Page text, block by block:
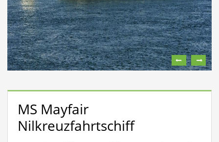
MS Mayfair
Nilkreuzfahrtschiff